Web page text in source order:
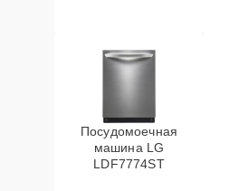
Посудомоечная
машина LG
LDF7774ST